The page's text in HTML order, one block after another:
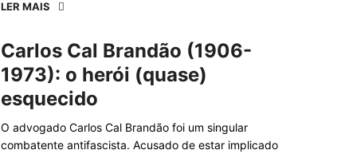
LER MAIS
Carlos Cal Brandão (1906-
1973): o herói (quase)
esquecido
O advogado Carlos Cal Brandão foi um singular
combatente antifascista. Acusado de estar implicado